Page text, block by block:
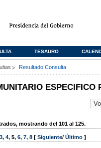
TESAURO
Resultado Consulta
ESPECIFICO
mostrando del 101 al 125.
3, 4, 5, 6, 7, 8 [ Siguiente/ Último ]